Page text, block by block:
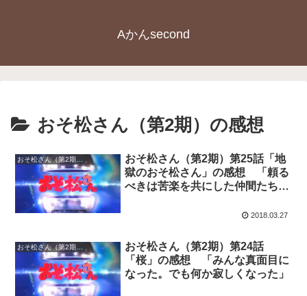
Aかんsecond
おそ松さん（第2期）の感想
おそ松さん（第2期）第25話「地
獄のおそ松さん」の感想 「頼る
べきは苦楽を共にした仲間たち
2018.03.27
おそ松さん（第2期）の感想
おそ松さん（第2期）第24話
「桜」の感想 「みんな真面目に
なった。でも何か寂しくなった」